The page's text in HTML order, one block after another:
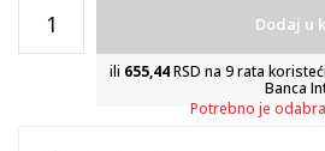
Dodaj u
ili 655,44RSD na 9 rata
Banca
Potrebno je